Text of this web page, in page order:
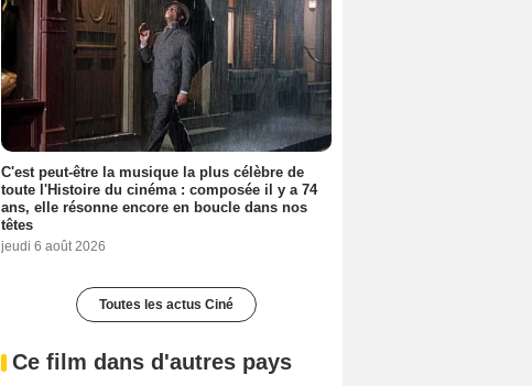
C'est peut-être la musique la plus célèbre de
toute l'Histoire du cinéma : composée il y a 74
ans, elle résonne encore en boucle dans nos
têtes
jeudi 6 août 2026
Toutes les actus Ciné
Ce film dans d'autres pays